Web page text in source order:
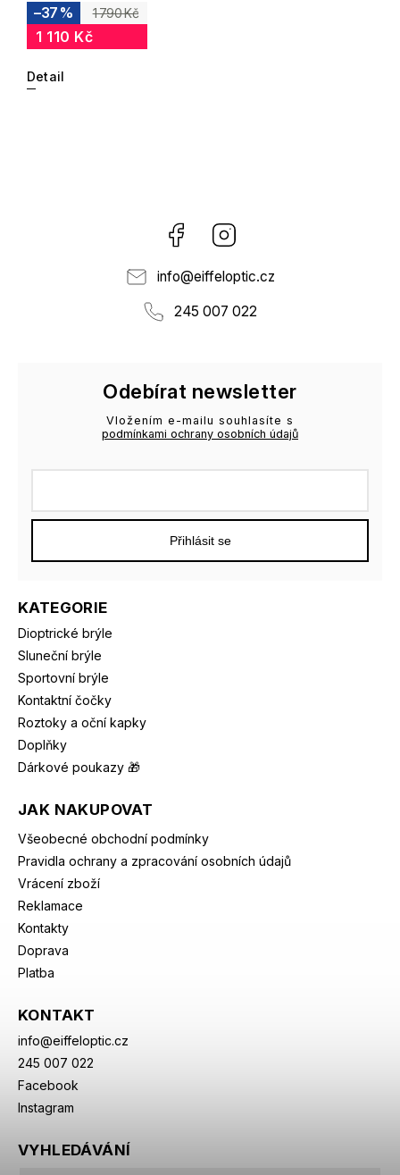
1 790 Kč
–37 %
1 110 Kč
Detail
Facebook
info@eiffeloptic.cz
245 007 022
KATEGORIE
Dioptrické brýle
Sluneční brýle
Sportovní brýle
Kontaktní čočky
Roztoky a oční kapky
Doplňky
Dárkové poukazy 🎁
JAK NAKUPOVAT
Všeobecné obchodní podmínky
Pravidla ochrany a zpracování osobních údajů
Vrácení zboží
Reklamace
Kontakty
Doprava
Platba
KONTAKT
info@eiffeloptic.cz
245 007 022
Facebook
Instagram
Odebírat newsletter
Vložením e-mailu souhlasíte s
podmínkami ochrany osobních údajů
Přihlásit se
VYHLEDÁVÁNÍ